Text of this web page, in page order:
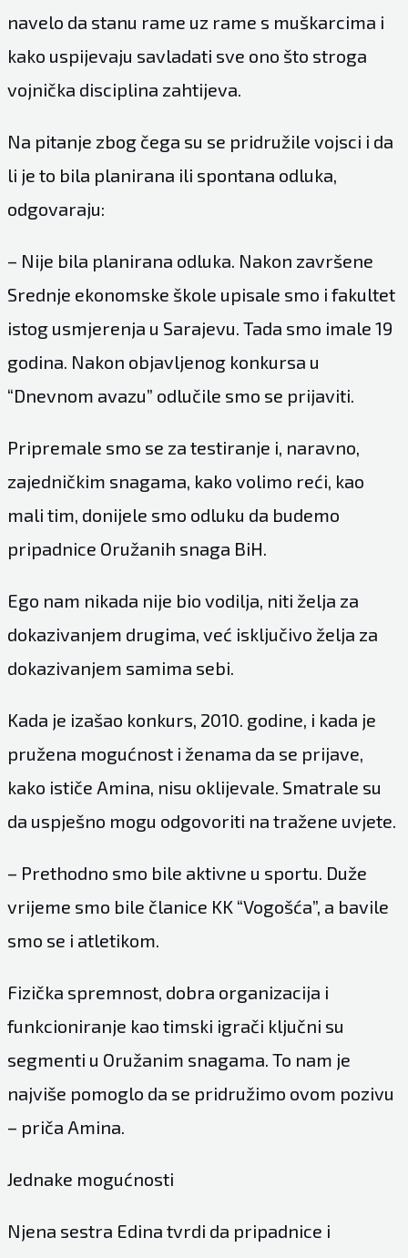
navelo da stanu rame uz rame s muškarcima i
kako uspijevaju savladati sve ono što stroga
vojnička disciplina zahtijeva.
Na pitanje zbog čega su se pridružile vojsci i da
li je to bila planirana ili spontana odluka,
odgovaraju:
– Nije bila planirana odluka. Nakon završene
Srednje ekonomske škole upisale smo i fakultet
istog usmjerenja u Sarajevu. Tada smo imale 19
godina. Nakon objavljenog konkursa u
“Dnevnom avazu” odlučile smo se prijaviti.
Pripremale smo se za testiranje i, naravno,
zajedničkim snagama, kako volimo reći, kao
mali tim, donijele smo odluku da budemo
pripadnice Oružanih snaga BiH.
Ego nam nikada nije bio vodilja, niti želja za
dokazivanjem drugima, već isključivo želja za
dokazivanjem samima sebi.
Kada je izašao konkurs, 2010. godine, i kada je
pružena mogućnost i ženama da se prijave,
kako ističe Amina, nisu oklijevale. Smatrale su
da uspješno mogu odgovoriti na tražene uvjete.
– Prethodno smo bile aktivne u sportu. Duže
vrijeme smo bile članice KK “Vogošća”, a bavile
smo se i atletikom.
Fizička spremnost, dobra organizacija i
funkcioniranje kao timski igrači ključni su
segmenti u Oružanim snagama. To nam je
najviše pomoglo da se pridružimo ovom pozivu
– priča Amina.
Jednake mogućnosti
Njena sestra Edina tvrdi da pripadnice i